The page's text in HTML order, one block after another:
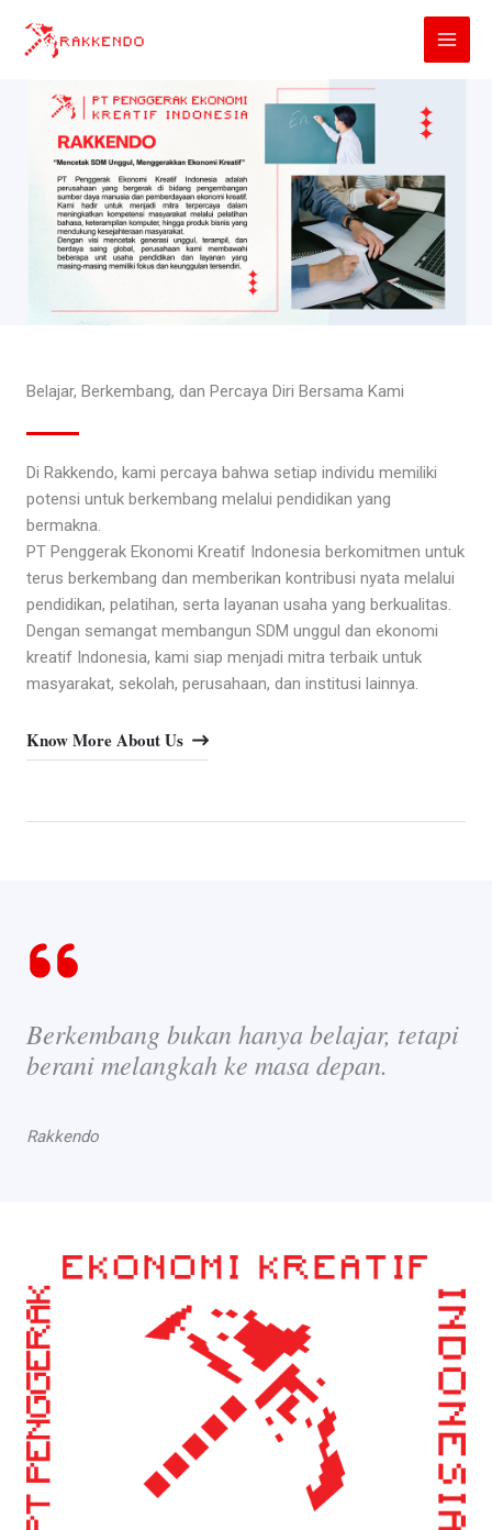
Belajar, Berkembang, dan Percaya Diri Bersama Kami
Di Rakkendo, kami percaya bahwa setiap individu memiliki
potensi untuk berkembang melalui pendidikan yang
bermakna.
PT Penggerak Ekonomi Kreatif Indonesia berkomitmen untuk
terus berkembang dan memberikan kontribusi nyata melalui
pendidikan, pelatihan, serta layanan usaha yang berkualitas.
Dengan semangat membangun SDM unggul dan ekonomi
kreatif Indonesia, kami siap menjadi mitra terbaik untuk
masyarakat, sekolah, perusahaan, dan institusi lainnya.
Know More About Us
Berkembang bukan hanya belajar, tetapi
berani melangkah ke masa depan.
Rakkendo